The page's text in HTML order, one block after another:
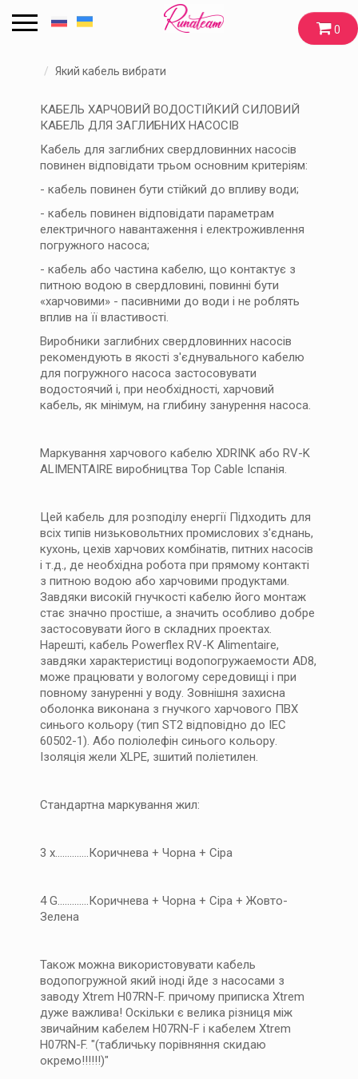
0
Який кабель вибрати для погружних свердловинних
КАБЕЛЬ ХАРЧОВИЙ ВОДОСТІЙКИЙ СИЛОВИЙ
КАБЕЛЬ ДЛЯ ЗАГЛИБНИХ НАСОСІВ
Кабель для заглибних свердловинних насосів
повинен відповідати трьом основним критеріям:
- кабель повинен бути стійкий до впливу води;
- кабель повинен відповідати параметрам
електричного навантаження і електроживлення
погружного насоса;
- кабель або частина кабелю, що контактує з
питною водою в свердловині, повинні бути
«харчовими» - пасивними до води і не роблять
вплив на її властивості.
Виробники заглибних свердловинних насосів
рекомендують в якості з'єднувального кабелю
для погружного насоса застосовувати
водостоячий і, при необхідності, харчовий
кабель, як мінімум, на глибину занурення насоса.
Маркування харчового кабелю XDRINK або RV-K
ALIMENTAIRE виробництва Тор Саble Іспанія.
Цей кабель для розподілу енергії Підходить для
всіх типів низьковольтних промислових з'єднань,
кухонь, цехів харчових комбінатів, питних насосів
і т.д., де необхідна робота при прямому контакті
з питною водою або харчовими продуктами.
Завдяки високій гнучкості кабелю його монтаж
стає значно простіше, а значить особливо добре
застосовувати його в складних проектах.
Нарешті, кабель Powerflex RV-K Alimentaire,
завдяки характеристиці водопогружаемости AD8,
може працювати у вологому середовищі і при
повному зануренні у воду. Зовнішня захисна
оболонка виконана з гнучкого харчового ПВХ
синього кольору (тип ST2 відповідно до IEC
60502-1). Або поліолефін синього кольору.
Ізоляція жели XLPE, зшитий поліетилен.
Стандартна маркування жил:
3 x..............Коричнева + Чорна + Сіра
4 G.............Коричнева + Чорна + Сіра + Жовто-
Зелена
Також можна використовувати кабель
водопогружной який іноді йде з насосами з
заводу Xtrem H07RN-F. причому приписка Xtrem
дуже важлива! Оскільки є велика різниця між
звичайним кабелем H07RN-F і кабелем Xtrem
H07RN-F. "(табличьку порівняння скидаю
окремо!!!!!!)"